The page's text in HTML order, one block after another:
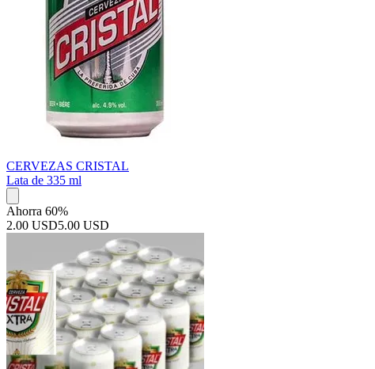
CERVEZAS CRISTAL
Lata de 335 ml
Ahorra 60%
2.00 USD5.00 USD